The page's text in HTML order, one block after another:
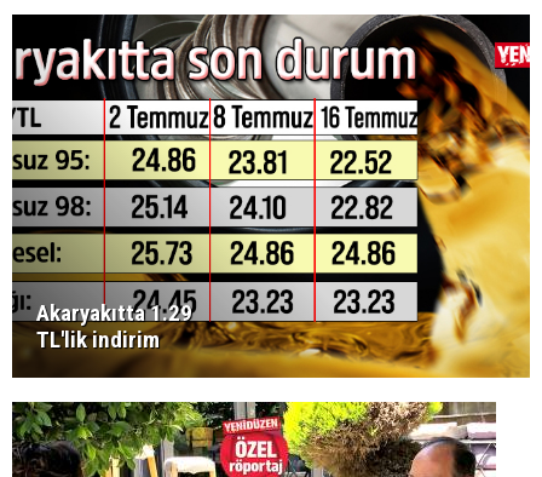
Akaryakıtta 1.29
TL'lik indirim